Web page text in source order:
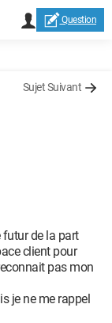
Question
Sujet Suivant
de la part
client pour
pas mon
je ne me rappel